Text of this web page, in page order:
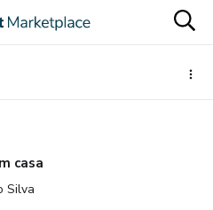
casa
Silva